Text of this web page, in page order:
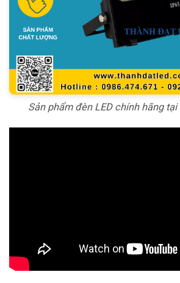
Sản phẩm đèn LED chính hãng